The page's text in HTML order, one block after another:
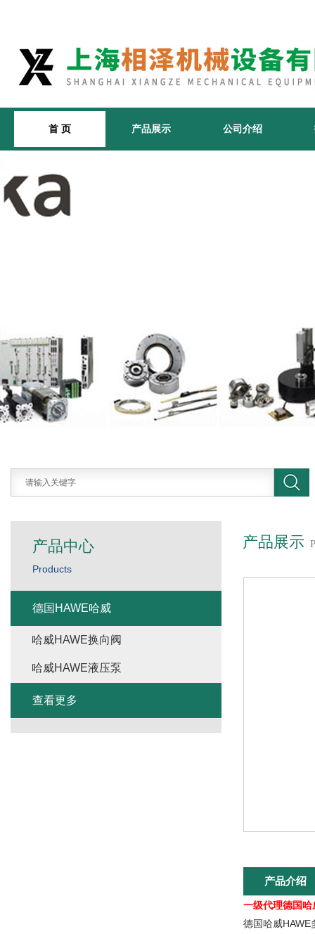
首 页 产品展示 公司介绍
产品展示
产品介绍
一级代理德国
德国哈威
产品中心
Products
德国HAWE哈威
哈威HAWE换向阀
哈威HAWE液压泵
查看更多